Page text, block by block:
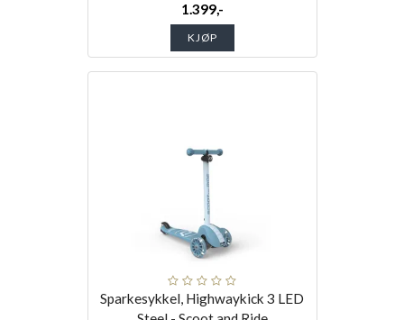
1.399,-
KJØP
Sparkesykkel, Highwaykick 3 LED